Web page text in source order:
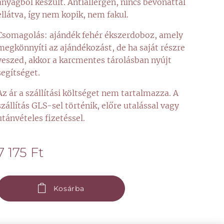
készült. Antiallergén, nincs bevonattal
így nem kopik, nem fakul.
ajándék fehér ékszerdoboz, amely
az ajándékozást, de ha saját részre
akkor a karcmentes tárolásban nyújt
ár a szállítási költséget nem tartalmazza. A
GLS-sel történik, előre utalással vagy
fizetéssel.
175 Ft
Kosárba